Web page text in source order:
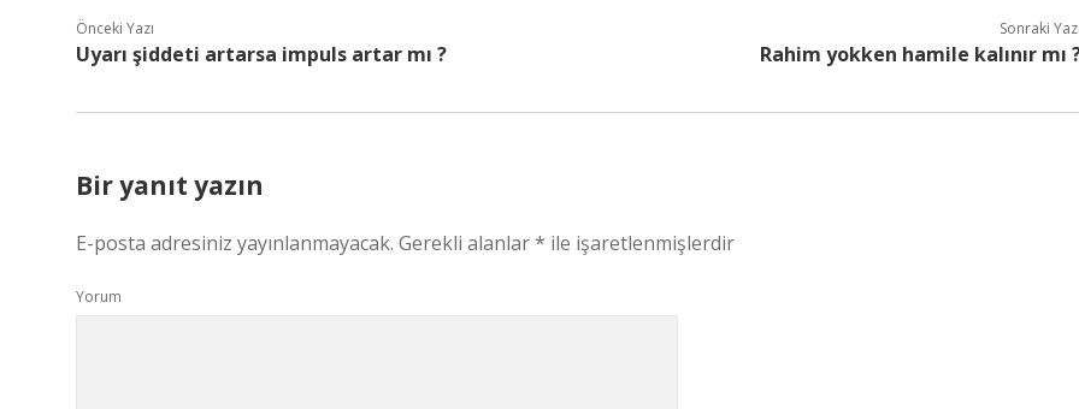
Önceki Yazı
Uyarı şiddeti artarsa impuls artar mı ?
Sonraki
Rahim yokken hamile kalınır mı
Bir yanıt yazın
E-posta adresiniz yayınlanmayacak. Gerekli alanlar* ile işaretlenmişlerdir
Yorum